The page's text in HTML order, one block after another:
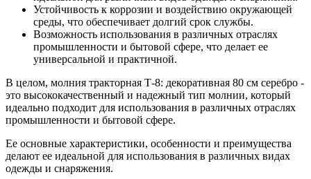
Устойчивость к коррозии и воздействию окружающей
среды, что обеспечивает долгий срок службы.
Возможность использования в различных отраслях
промышленности и бытовой сфере, что делает ее
универсальной и практичной.
В целом, молния тракторная Т-8: декоративная 80 см серебро -
это высококачественный и надежный тип молнии, который
идеально подходит для использования в различных отраслях
промышленности и бытовой сфере.
Ее основные характеристики, особенности и преимущества
делают ее идеальной для использования в различных видах
одежды и снаряжения.